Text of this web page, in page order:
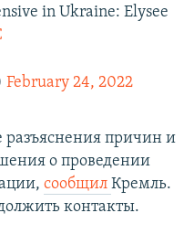
in Ukraine: Elysee
February 24, 2022
причин и
о проведении
сообщил Кремль.
контакты.